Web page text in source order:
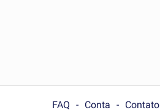
FAQ Conta Contato